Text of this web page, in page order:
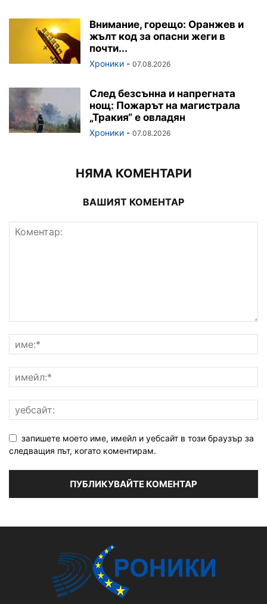
Внимание, горещо: Оранжев и
жълт код за опасни жеги в
почти...
Хроники - 07.08.2026
След безсънна и напрегната
нощ: Пожарът на магистрала
„Тракия“ е овладян
Хроники - 07.08.2026
НЯМА КОМЕНТАРИ
ВАШИЯТ КОМЕНТАР
запишете моето име, имейл и уебсайт в този браузър за
следващия път, когато коментирам.